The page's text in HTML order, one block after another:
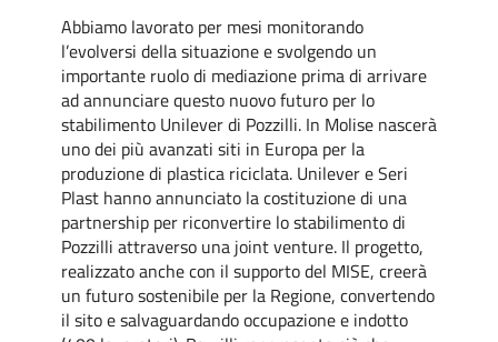
Abbiamo lavorato per mesi monitorando
l’evolversi della situazione e svolgendo un
importante ruolo di mediazione prima di arrivare
ad annunciare questo nuovo futuro per lo
stabilimento Unilever di Pozzilli. In Molise nascerà
uno dei più avanzati siti in Europa per la
produzione di plastica riciclata. Unilever e Seri
Plast hanno annunciato la costituzione di una
partnership per riconvertire lo stabilimento di
Pozzilli attraverso una joint venture. Il progetto,
realizzato anche con il supporto del MISE, creerà
un futuro sostenibile per la Regione, convertendo
il sito e salvaguardando occupazione e indotto